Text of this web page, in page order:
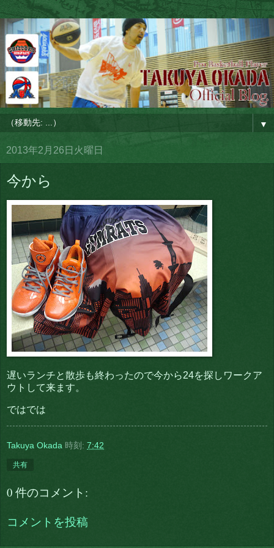
▼
2013年2月26日火曜日
今から
遅いランチと散歩も終わったので今から24を探しワークア
ウトして来ます。
ではでは
Takuya Okada 時刻: 7:42
共有
0 件のコメント:
コメントを投稿